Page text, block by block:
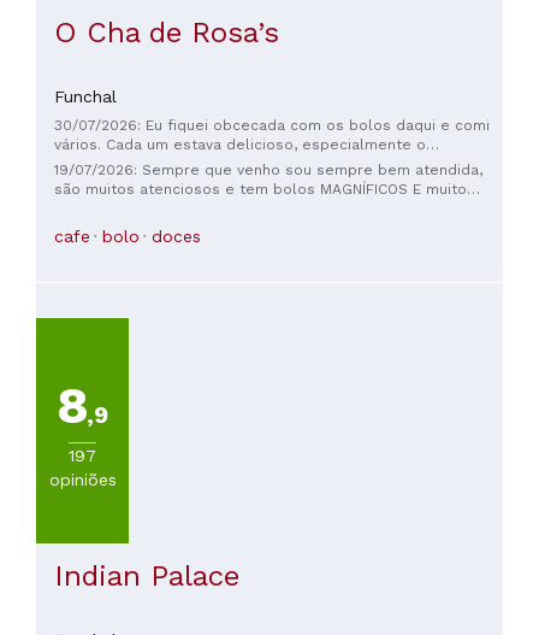
O Cha de Rosa’s
Funchal
30/07/2026: Eu fiquei obcecada com os bolos daqui e comi
vários. Cada um estava delicioso, especialmente o
tradicional bolo de queijo branco, achatado e redondo, que
você encontra por toda a ilha! Foi uma recomendação de
limpo, com funcionários simpáticos e bem informados. Muito
19/07/2026: Sempre que venho sou sempre bem atendida,
são muitos atenciosos e tem bolos MAGNÍFICOS E muito
cafe bolo doces
8,9
197
opiniões
Indian Palace